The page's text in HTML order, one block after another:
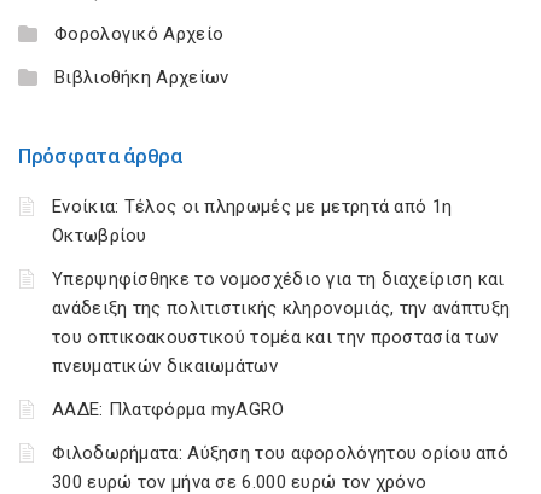
Φορολογικό Αρχείο
Βιβλιοθήκη Αρχείων
Πρόσφατα άρθρα
Ενοίκια: Τέλος οι πληρωμές με μετρητά από 1η
Οκτωβρίου
Υπερψηφίσθηκε το νομοσχέδιο για τη διαχείριση και
ανάδειξη της πολιτιστικής κληρονομιάς, την ανάπτυξη
του οπτικοακουστικού τομέα και την προστασία των
πνευματικών δικαιωμάτων
ΑΑΔΕ: Πλατφόρμα myAGRO
Φιλοδωρήματα: Αύξηση του αφορολόγητου ορίου από
300 ευρώ τον μήνα σε 6.000 ευρώ τον χρόνο